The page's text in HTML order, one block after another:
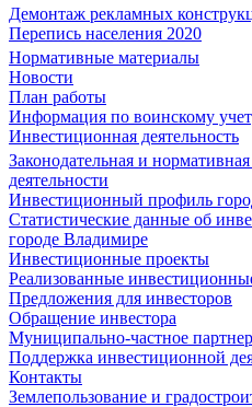
Демонтаж рекламных
Перепись населения 2020
Нормативные материалы
Новости
План работы
Информация по воинскому
Инвестиционная деятельность
Законодательная и
деятельности
Инвестиционный профиль
Статистические данные об
городе Владимире
Инвестиционные проекты
Реализованные
Предложения для инвесторов
Обращение инвестора
Муниципально-частное
Поддержка инвестиционной
Контакты
Землепользование и